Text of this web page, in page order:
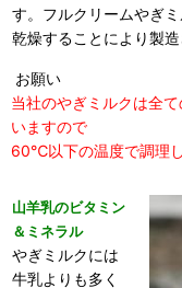
す。フルクリームやぎ
乾燥することにより製造
お願い
当社のやぎミルクは全
いますので
60℃以下の温度で調理
山羊乳のビタミン
＆ミネラル
やぎミルクには
牛乳よりも多く